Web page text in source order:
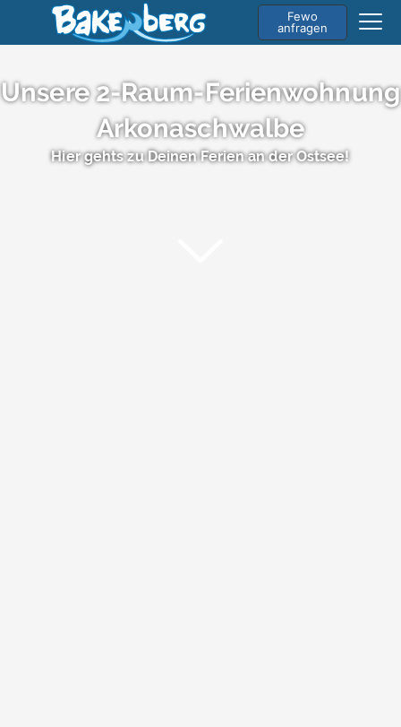
Fewo
anfragen
Unsere 2-Raum-Ferienwohnung
Arkonaschwalbe
Hier gehts zu Deinen Ferien an der Ostsee!